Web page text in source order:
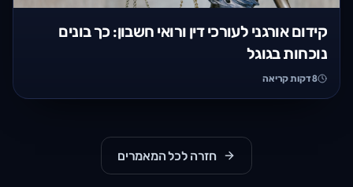
קידום אורגני לעורכי דין ורואי חשבון: כך בונים
נוכחות בגוגל
8דקות קריאה
חזרה לכל המאמרים